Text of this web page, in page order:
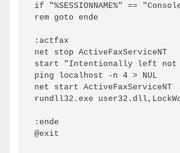
if "%SESSIONNAME%" ==
rem goto ende
:actfax
net stop ActiveFaxServiceNT
start "Intentionally left not
ping localhost -n 4 > NUL
net start ActiveFaxServiceNT
rundll32.exe
:ende